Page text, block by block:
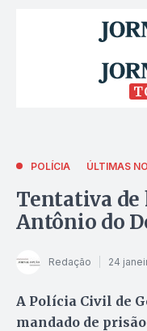
POLÍCIA ÚLTIMAS
Tentativa de
Antônio do
Redação 24
A Polícia Civil de
mandado de